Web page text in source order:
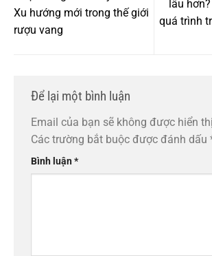
Xu hướng mới trong thế giới
rượu vang
lâu
quá trình
Để lại một bình luận
Email của bạn sẽ không được hiển
Các trường bắt buộc được đánh dấu
Bình luận*